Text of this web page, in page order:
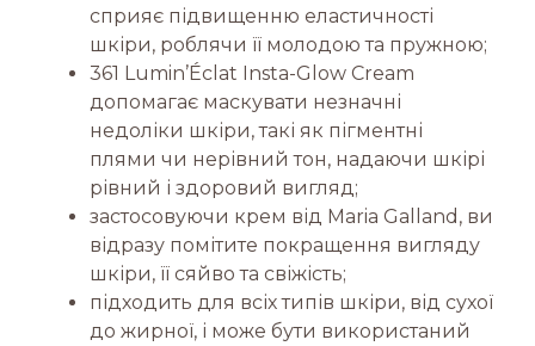
сприяє підвищенню еластичності
шкіри, роблячи її молодою та пружною;
361 Lumin’Éclat Insta-Glow Cream
допомагає маскувати незначні
недоліки шкіри, такі як пігментні
плями чи нерівний тон, надаючи шкірі
рівний і здоровий вигляд;
застосовуючи крем від Maria Galland, ви
відразу помітите покращення вигляду
шкіри, її сяйво та свіжість;
підходить для всіх типів шкіри, від сухої
до жирної, і може бути використаний